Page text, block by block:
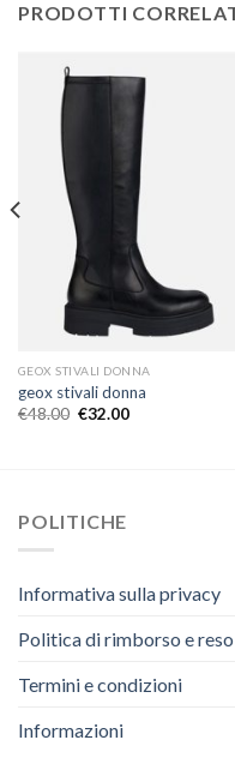
PRODOTTI
GEOX STIVALI DONNA
geox stivali donna
€48.00 €32.00
POLITICHE
Informativa sulla privacy
Politica di rimborso e reso
Termini e condizioni
Informazioni